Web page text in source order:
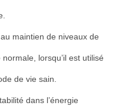
maintien de niveaux de
lorsqu’il est utilisé
de vie sain.
dans l’énergie